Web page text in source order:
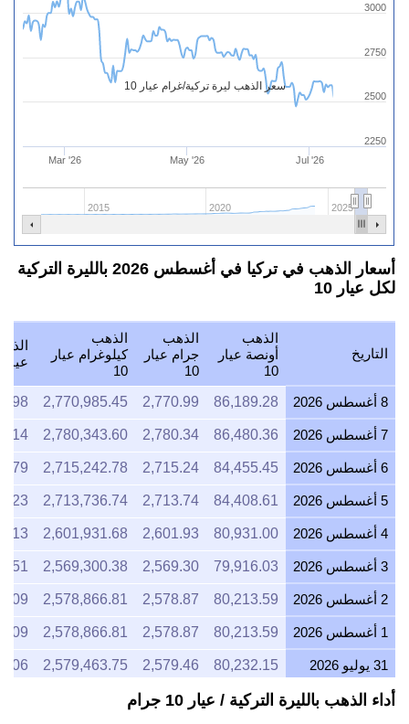
سعر الذهب ليرة تركية/غرام عيار 10
Mar '26 May '26 Jul '26
2015 2020 2025
3000
2250
2500
2750
أسعار الذهب في تركيا في أغسطس 2026 بالليرة التركية
لكل عيار 10
التاريخ
الذهب
أونصة عيار
10
الذهب
جرام عيار
10
الذهب
كيلوغرام عيار
10
عيار 10
8 أغسطس 2026 86,189.28
2,770.99
2,770,985.45
7 أغسطس 2026 86,480.36
2,780.34
2,780,343.60
6 أغسطس 2026 84,455.45
2,715.24
2,715,242.78
5 أغسطس 2026 84,408.61
2,713.74
2,713,736.74
4 أغسطس 2026 80,931.00
2,601.93
2,601,931.68
3 أغسطس 2026 79,916.03
2,569.30
2,569,300.38
2 أغسطس 2026 80,213.59
2,578.87
2,578,866.81
1 أغسطس 2026 80,213.59
2,578.87
2,578,866.81
31 يوليو 2026 80,232.15
2,579.46
2,579,463.75
30 يوليو 2026 81,030.80
2,605.14أداء الذهب بالليرة التركية / عيار 10 جرام